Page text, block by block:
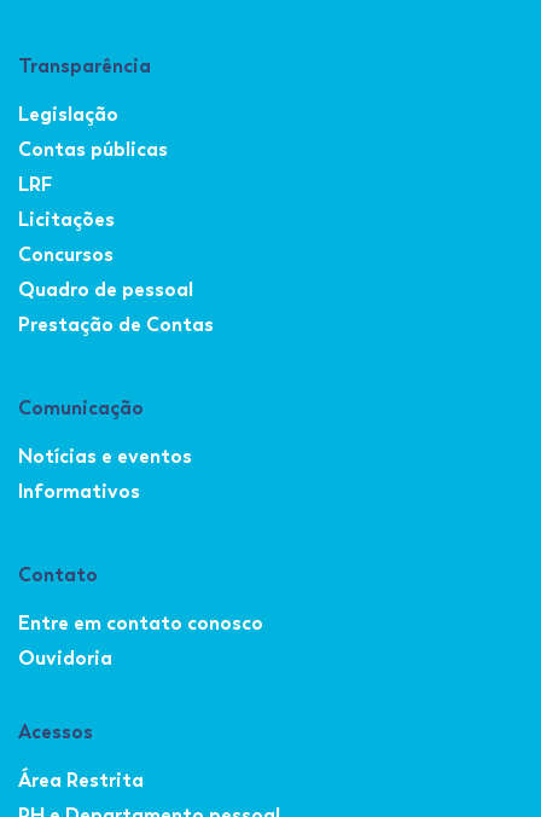
Transparência
Legislação
Contas públicas
LRF
Licitações
Concursos
Quadro de pessoal
Prestação de Contas
Comunicação
Notícias e eventos
Informativos
Contato
Entre em contato conosco
Ouvidoria
Acessos
Área Restrita